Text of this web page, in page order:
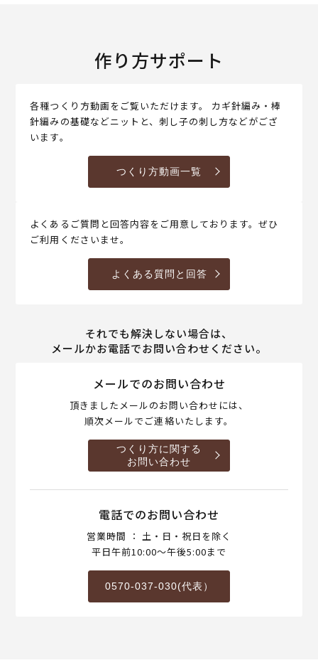
作り方サポート
各種つくり方動画をご覧いただけます。 カギ針編み・棒
針編みの基礎などニットと、刺し子の刺し方などがござ
います。
つくり方動画一覧
よくあるご質問と回答内容をご用意しております。ぜひ
ご利用くださいませ。
よくある質問と回答
それでも解決しない場合は、
メールかお電話でお問い合わせください。
メールでのお問い合わせ
頂きましたメールのお問い合わせには、
順次メールでご連絡いたします。
つくり方に関する
お問い合わせ
電話でのお問い合わせ
営業時間 ： 土・日・祝日を除く
平日午前10:00～午後5:00まで
0570-037-030(代表）